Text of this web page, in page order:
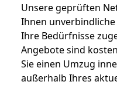
Unsere geprüften
Ihnen
Ihre Bedürfnisse
Angebote sind
Sie einen Umzug
außerhalb Ihres